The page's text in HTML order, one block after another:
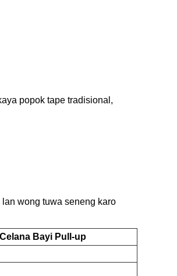
popok tape tradisional,
wong tuwa seneng karo
Celana Bayi Pull-up